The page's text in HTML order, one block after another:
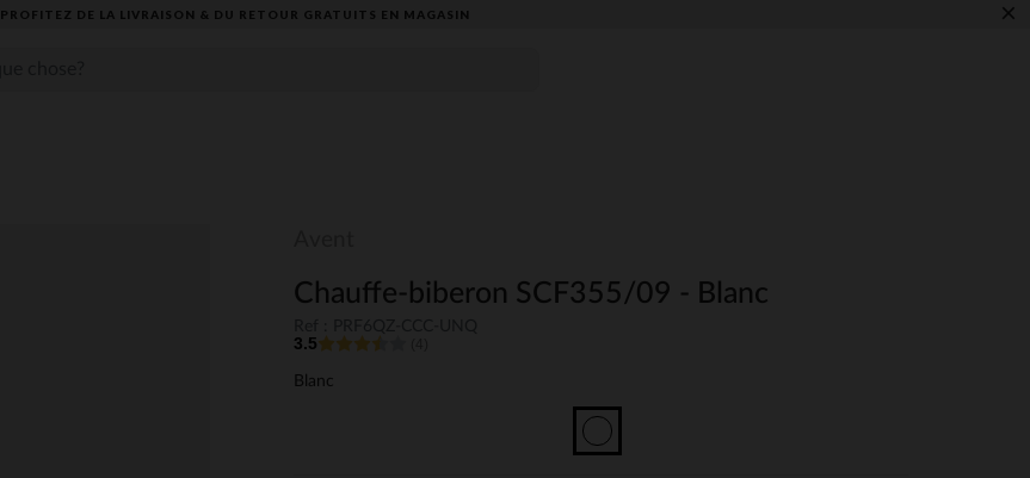
PROFITEZ DE LA LIVRAISON & DU RETOUR GRATUITS EN MAGASIN​ ×
Chauffe-biberon SCF355/09 - Blanc
3.5
Blanc